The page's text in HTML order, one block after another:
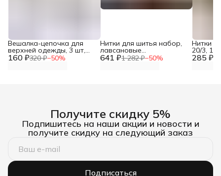
160 ₽320 ₽−50%
Вешалка-цепочка для
верхней одежды, 3 шт,
Hobby&Pro 641 ₽1 282 ₽−50%
Нитки для шитья набор,
лавсановые
армированные, 100ЛЛ, 285 ₽
Нитки
20/3,
Получите скидку 5%
Подпишитесь на наши акции и новости и
получите скидку на следующий заказ
Подписаться